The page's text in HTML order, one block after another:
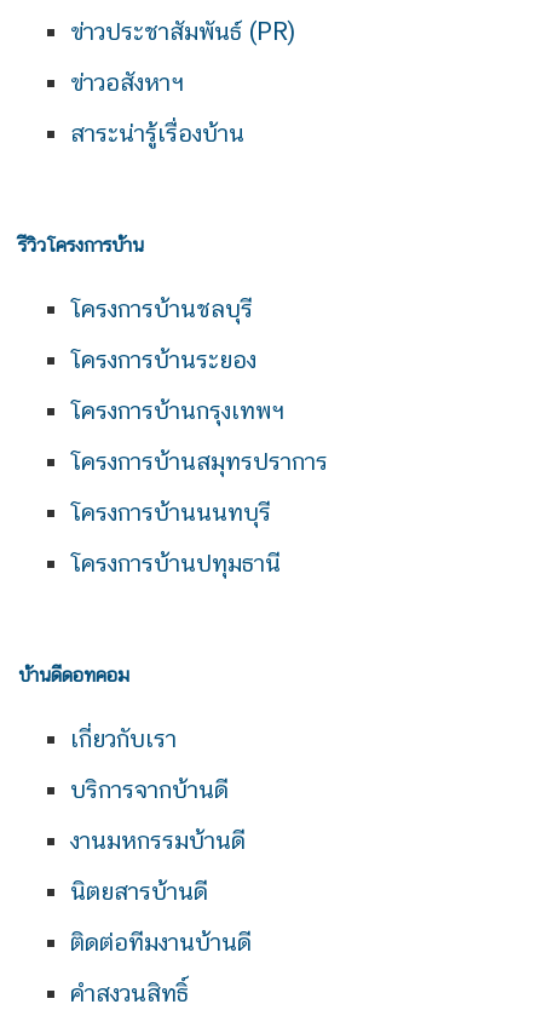
ข่าวประชาสัมพันธ์ (PR)
ข่าวอสังหาฯ
สาระน่ารู้เรื่องบ้าน
รีวิวโครงการบ้าน
โครงการบ้านชลบุรี
โครงการบ้านระยอง
โครงการบ้านกรุงเทพฯ
โครงการบ้านสมุทรปราการ
โครงการบ้านนนทบุรี
โครงการบ้านปทุมธานี
บ้านดีดอทคอม
เกี่ยวกับเรา
บริการจากบ้านดี
งานมหกรรมบ้านดี
นิตยสารบ้านดี
ติดต่อทีมงานบ้านดี
คำสงวนสิทธิ์